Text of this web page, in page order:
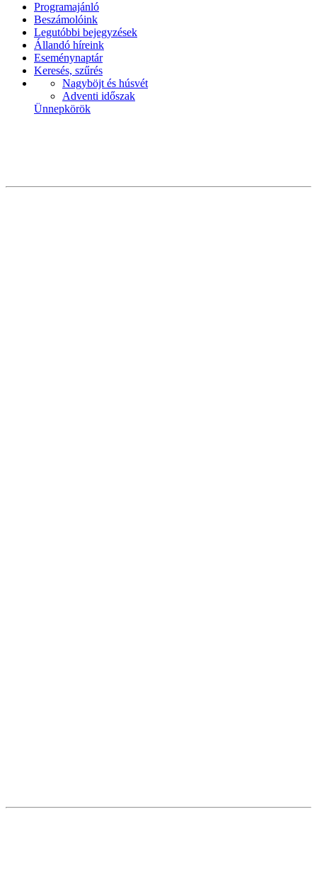
Programajánló
Beszámolóink
Legutóbbi bejegyzések
Állandó híreink
Eseménynaptár
Keresés, szűrés
Nagyböjt és húsvét
Adventi időszak
Ünnepkörök